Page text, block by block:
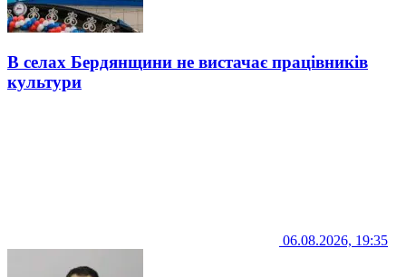
В селах Бердянщини не вистачає працівників
культури
06.08.2026, 19:35